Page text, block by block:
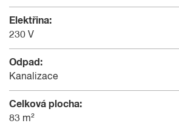
Elektřina:
230 V
Odpad:
Kanalizace
Celková plocha:
83 m²